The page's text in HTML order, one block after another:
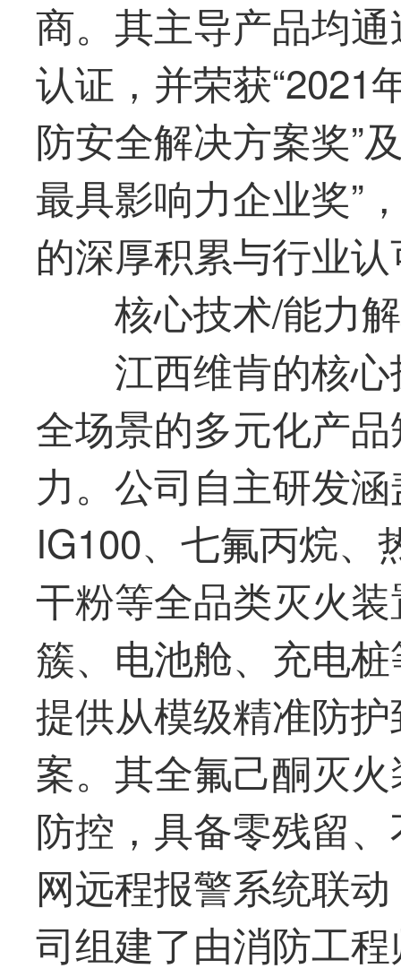
商。其主导产品均
认证，并荣获“2021
防安全解决方案奖”
最具影响力企业奖”
的深厚积累与行业
核心技术/能力
江西维肯的核
全场景的多元化产
力。公司自主研发
IG100、七氟丙烷、
干粉等全品类灭火
簇、电池舱、充电
提供从模级精准防
案。其全氟己酮灭
防控，具备零残留
网远程报警系统联
司组建了由消防工